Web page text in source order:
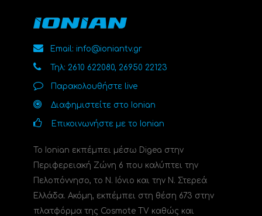
Email: info@ioniantv.gr
Τηλ: 2610 622080, 26950 22123
Παρακολουθήστε live
Διαφημιστείτε στο Ionian
Επικοινωνήστε με το Ionian
Το Ionian εκπέμπει μέσω Digea στην
Περιφερειακή Ζώνη 6 που καλύπτει την
Πελοπόννησο, το N. Ιόνιο και την Ν. Στερεά
Ελλάδα. Ακόμη, εκπέμπει στη θέση 673 στην
πλατφόρμα της Cosmote TV καθώς και